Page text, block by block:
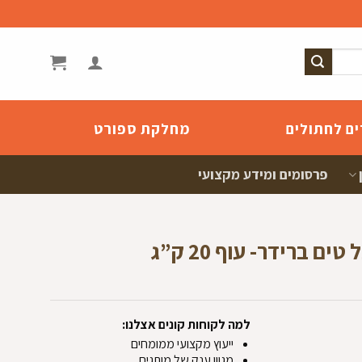
לחתולים מחלקת ספורט
פרסומים ומידע מקצועי
למה לקוחות קונים אצלנו:
ייעוץ מקצועי ממומחים